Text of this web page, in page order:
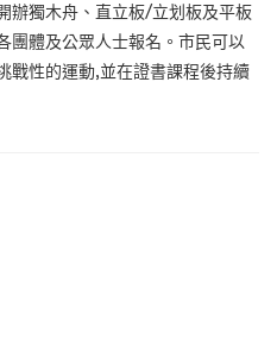
辦獨木舟、直立板/立划板及平板
團體及公眾人士報名。市民可以
戰性的運動‚並在證書課程後持續